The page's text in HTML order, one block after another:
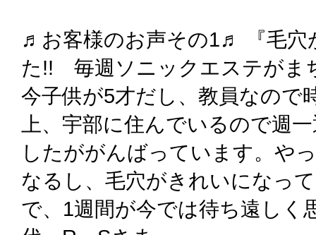
♬お客様のお声その1♬ 『毛穴
た!! 毎週ソニックエステがま
今子供が5才だし、教員なので
上、宇部に住んでいるので週
したががんばっています。や
なるし、毛穴がきれいになっ
で、1週間が今では待ち遠し